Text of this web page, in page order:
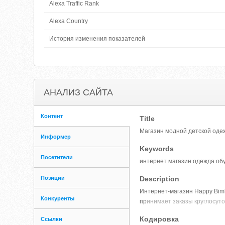
Alexa Traffic Rank
Alexa Country
История изменения показателей
АНАЛИЗ САЙТА
Контент
Информер
Посетители
Позиции
Конкуренты
Ссылки
Title
Магазин модной детской
Keywords
интернет магазин одежда
Description
Интернет-магазин Happy
принимает заказы
Кодировка